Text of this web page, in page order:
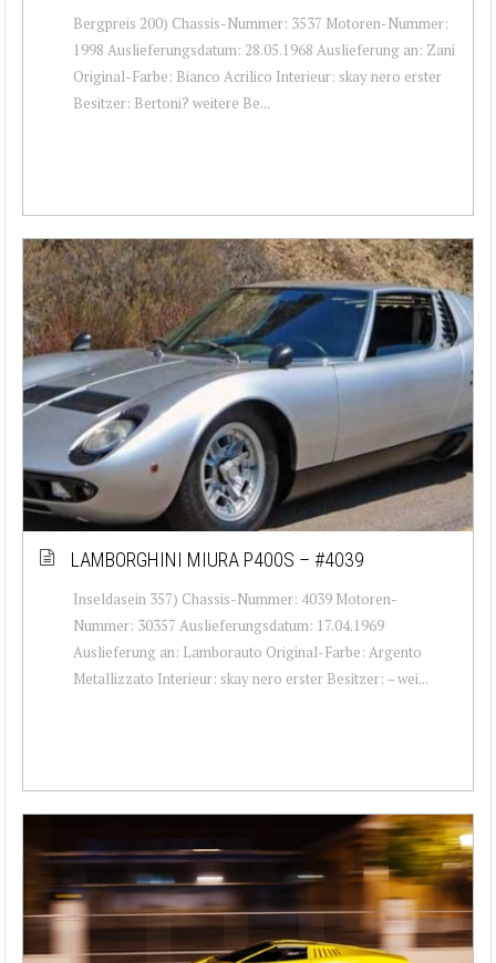
Bergpreis 200) Chassis-Nummer: 3537 Motoren-Nummer:
1998 Auslieferungsdatum: 28.05.1968 Auslieferung an: Zani
Original-Farbe: Bianco Acrilico Interieur: skay nero erster
Besitzer: Bertoni? weitere Be...
LAMBORGHINI MIURA P400S – #4039
Inseldasein 357) Chassis-Nummer: 4039 Motoren-
Nummer: 30357 Auslieferungsdatum: 17.04.1969
Auslieferung an: Lamborauto Original-Farbe: Argento
Metallizzato Interieur: skay nero erster Besitzer: – wei...